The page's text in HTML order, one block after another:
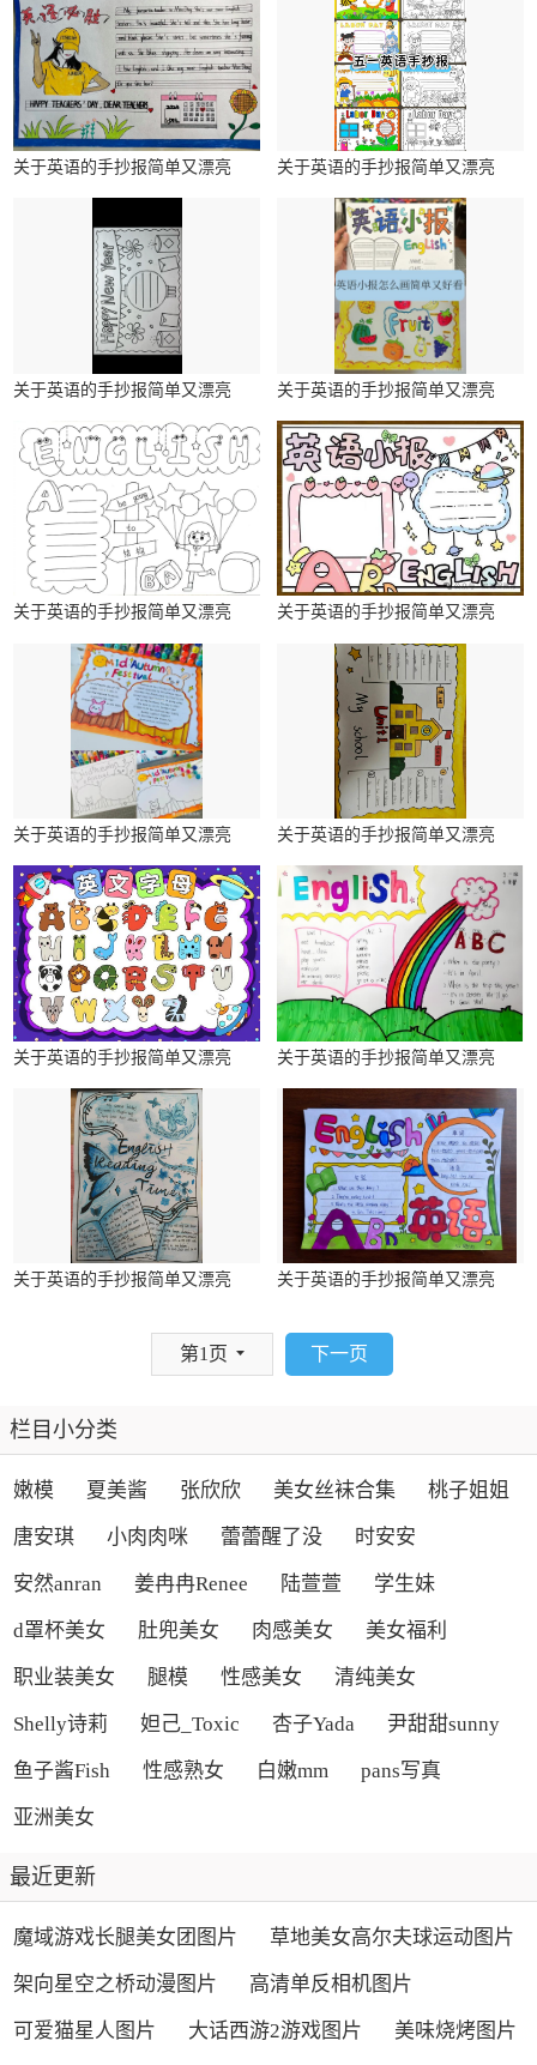
关于英语的手抄报简单又漂亮 关于英语的手抄报简单又漂亮
关于英语的手抄报简单又漂亮 关于英语的手抄报简单又漂亮
关于英语的手抄报简单又漂亮 关于英语的手抄报简单又漂亮
关于英语的手抄报简单又漂亮 关于英语的手抄报简单又漂亮
关于英语的手抄报简单又漂亮 关于英语的手抄报简单又漂亮
关于英语的手抄报简单又漂亮 关于英语的手抄报简单又漂亮
第1页 下一页
栏目小分类
嫩模 夏美酱 张欣欣 美女丝袜合集 桃子姐姐
唐安琪 小肉肉咪 蕾蕾醒了没 时安安
安然anran 姜冉冉Renee 陆萱萱 学生妹
d罩杯美女 肚兜美女 肉感美女 美女福利
职业装美女 腿模 性感美女 清纯美女
Shelly诗莉 妲己_Toxic 杏子Yada 尹甜甜sunny
鱼子酱Fish 性感熟女 白嫩mm pans写真
亚洲美女
最近更新
魔域游戏长腿美女团图片 草地美女高尔夫球运动图片
架向星空之桥动漫图片 高清单反相机图片
可爱猫星人图片 大话西游2游戏图片 美味烧烤图片